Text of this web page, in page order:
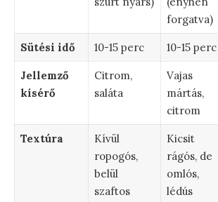
forgatva)
Sütési idő 10-15 perc 10-15 perc
Jellemző
kísérő
Citrom,
saláta
Vajas
mártás,
citrom
Textúra
Kívül
ropogós,
belül
szaftos
Kicsit
rágós, de
omlós,
lédús